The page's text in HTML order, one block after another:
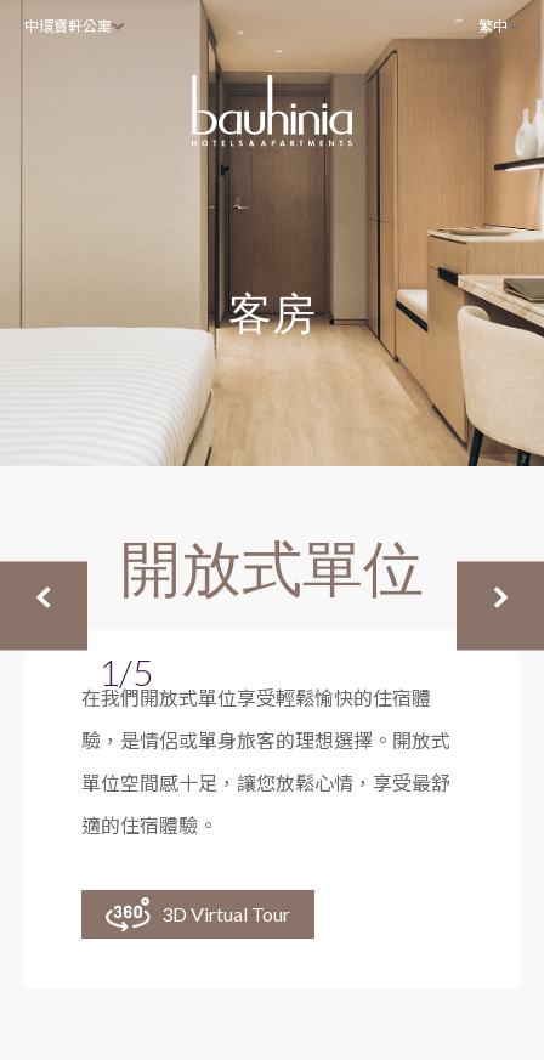
中環寶軒公寓 繁中
客房
開放式單位
1/5
在我們開放式單位享受輕鬆愉快的住宿體
驗，是情侶或單身旅客的理想選擇。開放式
單位空間感十足，讓您放鬆心情，享受最舒
適的住宿體驗。
3D Virtual Tour